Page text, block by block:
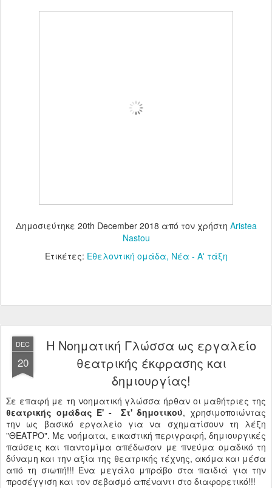
Δημοσιεύτηκε 20th December 2018 από τον χρήστη Aristea
Nastou
Ετικέτες: Εθελοντική ομάδα Νέα - Α' τάξη
DEC
20
Η Νοηματική Γλώσσα ως εργαλείο
θεατρικής έκφρασης και
δημιουργίας!
Σε επαφή με τη νοηματική γλώσσα ήρθαν οι μαθήτριες της
θεατρικής ομάδας Ε' - Στ' δημοτικού, χρησιμοποιώντας
την ως βασικό εργαλείο για να σχηματίσουν τη λέξη
"ΘΕΑΤΡΟ". Με νοήματα, εικαστική περιγραφή, δημιουργικές
παύσεις και παντομίμα απέδωσαν με πνεύμα ομαδικό τη
δύναμη και την αξία της θεατρικής τέχνης, ακόμα και μέσα
από τη σιωπή!!! Ένα μεγάλο μπράβο στα παιδιά για την
προσέγγιση και τον σεβασμό απέναντι στο διαφορετικό!!!